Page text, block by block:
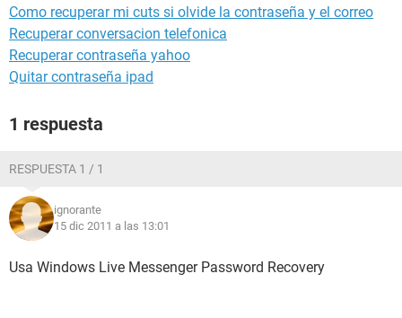
Como recuperar mi cuts si olvide la contraseña y el correo
Recuperar conversacion telefonica
Recuperar contraseña yahoo
Quitar contraseña ipad
1 respuesta
RESPUESTA 1 / 1
ignorante
15 dic 2011 a las 13:01
Usa Windows Live Messenger Password Recovery